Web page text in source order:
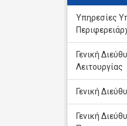
Υπηρεσίες
Γενική
Λειτουργίας
Γενική
Γενική